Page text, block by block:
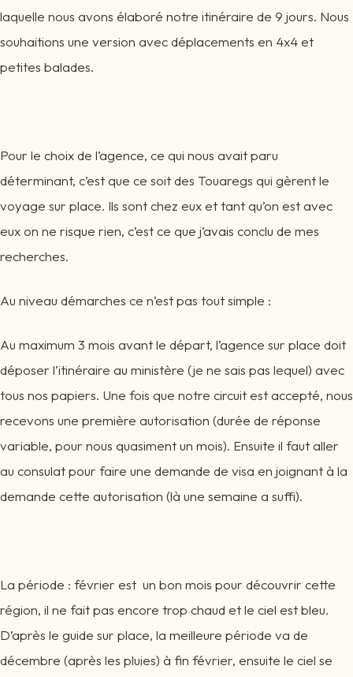
laquelle nous avons élaboré notre itinéraire de 9 jours. Nous
souhaitions une version avec déplacements en 4x4 et
petites balades.
Pour le choix de l’agence, ce qui nous avait paru
déterminant, c’est que ce soit des Touaregs qui gèrent le
voyage sur place. Ils sont chez eux et tant qu’on est avec
eux on ne risque rien, c’est ce que j’avais conclu de mes
recherches.
Au niveau démarches ce n’est pas tout simple :
Au maximum 3 mois avant le départ, l’agence sur place doit
déposer l’itinéraire au ministère (je ne sais pas lequel) avec
tous nos papiers. Une fois que notre circuit est accepté, nous
recevons une première autorisation (durée de réponse
variable, pour nous quasiment un mois). Ensuite il faut aller
au consulat pour faire une demande de visa en joignant à la
demande cette autorisation (là une semaine a suffi).
La période : février est un bon mois pour découvrir cette
région, il ne fait pas encore trop chaud et le ciel est bleu.
D’après le guide sur place, la meilleure période va de
décembre (après les pluies) à fin février, ensuite le ciel se